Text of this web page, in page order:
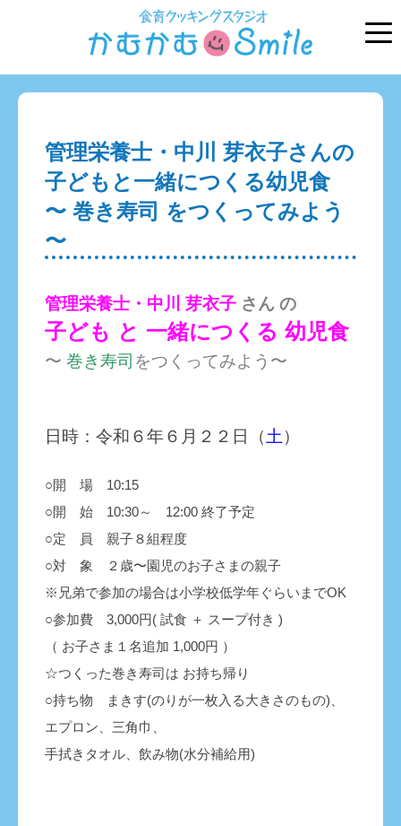
管理栄養士・中川 芽衣子さんの
子どもと一緒につくる幼児食
〜 巻き寿司 をつくってみよう
〜
管理栄養士・中川 芽衣子 さん の
子ども と 一緒につくる 幼児食
〜 巻き寿司 をつくってみよう 〜
日時：令和６年６月２２日（ 土 ）
○開 場 10:15
○開 始 10:30～ 12:00 終了予定
○定 員 親子８組程度
○対 象 ２歳〜園児のお子さまの親子
※兄弟で参加の場合は小学校低学年ぐらいまでOK
○参加費 3,000円( 試食 ＋ スープ付き )
（ お子さま１名追加 1,000円 ）
☆つくった巻き寿司は お持ち帰り
○持ち物 まきす(のりが一枚入る大きさのもの)、
エプロン、三角巾、
手拭きタオル、飲み物(水分補給用)